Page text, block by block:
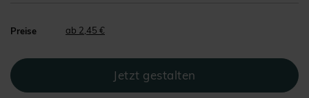
Preise ab 2,45 €